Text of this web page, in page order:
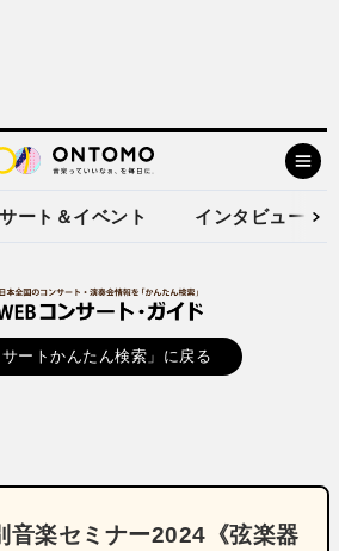
ート＆イベント インタビュー
ートかんたん検索」に戻る
音楽セミナー2024《弦楽器